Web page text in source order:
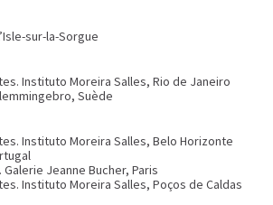
sur-la-Sorgue
Instituto Moreira Salles, Rio de Janeiro
Suède
Instituto Moreira Salles, Belo Horizonte
Jeanne Bucher, Paris
Instituto Moreira Salles, Poços de Caldas